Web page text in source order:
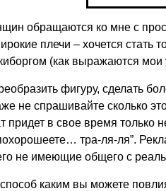
обращаются ко мне с
плечи – хочется стать
(как выражаются мои
фигуру, сделать
не спрашивайте сколько
придет в свое время
тра-ля-ля”.
не имеющие общего с
каким вы можете